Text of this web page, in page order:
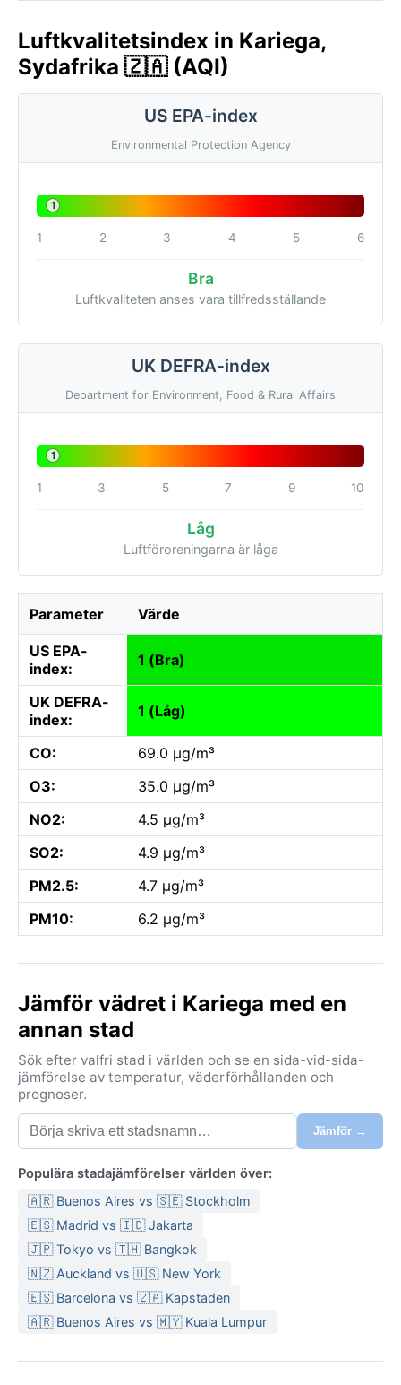
Luftkvalitetsindex in Kariega,
Sydafrika 🇿🇦 (AQI)
US EPA-index
Environmental Protection Agency
1
1 2 3 4 5 6
Bra
Luftkvaliteten anses vara tillfredsställande
UK DEFRA-index
Department for Environment, Food & Rural Affairs
1
1 3 5 7 9 10
Låg
Luftföroreningarna är låga
Parameter Värde
US EPA-
index:
1 (Bra)
UK DEFRA-
index:
1 (Låg)
CO:
69.0 µg/m³
O3:
35.0 µg/m³
NO2:
4.5 µg/m³
SO2:
4.9 µg/m³
PM2.5:
4.7 µg/m³
PM10:
6.2 µg/m³
Jämför vädret i Kariega med en
annan stad
Sök efter valfri stad i världen och se en sida-vid-sida-
jämförelse av temperatur, väderförhållanden och
prognoser.
Jämför →
Populära stadajämförelser världen över:
🇦🇷 Buenos Aires vs 🇸🇪 Stockholm
🇪🇸 Madrid vs 🇮🇩 Jakarta
🇯🇵 Tokyo vs 🇹🇭 Bangkok
🇳🇿 Auckland vs 🇺🇸 New York
🇪🇸 Barcelona vs 🇿🇦 Kapstaden
🇦🇷 Buenos Aires vs 🇲🇾 Kuala Lumpur